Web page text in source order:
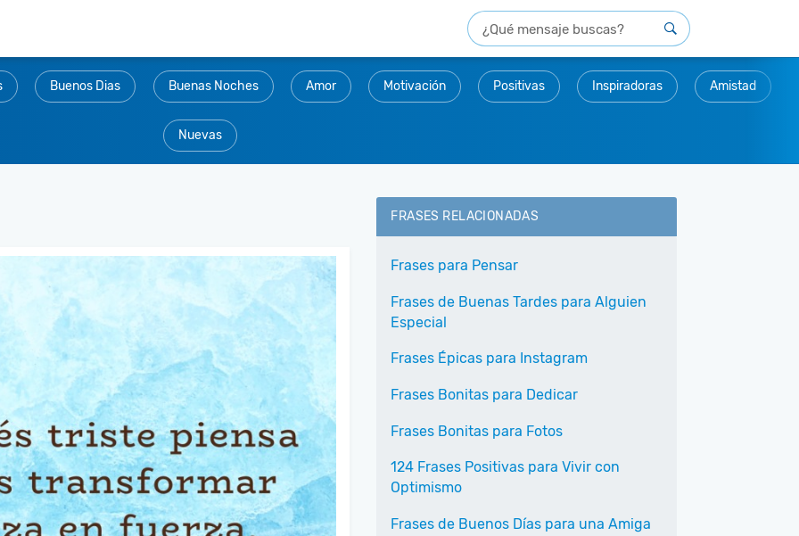
Buenos Dias Buenas Noches Amor Motivación Positivas Inspiradoras Amistad
Nuevas
FRASES RELACIONADAS
Frases para Pensar
Frases de Buenas Tardes para Alguien
Especial
Frases Épicas para Instagram
Frases Bonitas para Dedicar
Frases Bonitas para Fotos
124 Frases Positivas para Vivir con
Optimismo
Frases de Buenos Días para una Amiga